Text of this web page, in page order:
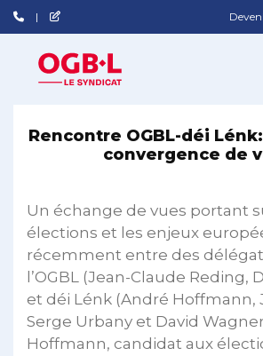
Rencontre OGBL-déi
convergence de
Un échange de vues portant
élections et les enjeux
récemment entre des
l’OGBL (Jean-Claude Reding,
et déi Lénk (André Hoffmann,
Serge Urbany et David
Hoffmann, candidat aux